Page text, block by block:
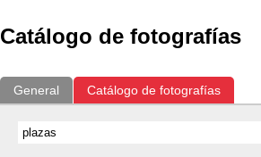
Catálogo de fotografías
General Catálogo de fotografías